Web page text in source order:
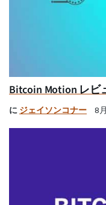
Bitcoin Motion レビ
に ジェイソンコナー 8